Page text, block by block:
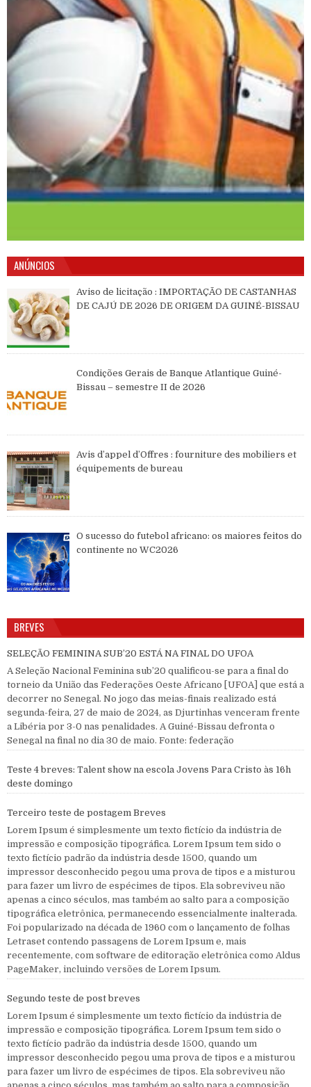
ANÚNCIOS
Aviso de licitação : IMPORTAÇÃO DE CASTANHAS
DE CAJÚ DE 2026 DE ORIGEM DA GUINÉ-BISSAU
Condições Gerais de Banque Atlantique Guiné-
Bissau – semestre II de 2026
Avis d’appel d’Offres : fourniture des mobiliers et
équipements de bureau
O sucesso do futebol africano: os maiores feitos do
continente no WC2026
BREVES
SELEÇÃO FEMININA SUB’20 ESTÁ NA FINAL DO UFOA
A Seleção Nacional Feminina sub’20 qualificou-se para a final do
torneio da União das Federações Oeste Africano [UFOA] que está a
decorrer no Senegal. No jogo das meias-finais realizado está
segunda-feira, 27 de maio de 2024, as Djurtinhas venceram frente
a Libéria por 3-0 nas penalidades. A Guiné-Bissau defronta o
Senegal na final no dia 30 de maio. Fonte: federação
Teste 4 breves: Talent show na escola Jovens Para Cristo às 16h
deste domingo
Terceiro teste de postagem Breves
Lorem Ipsum é simplesmente um texto fictício da indústria de
impressão e composição tipográfica. Lorem Ipsum tem sido o
texto fictício padrão da indústria desde 1500, quando um
impressor desconhecido pegou uma prova de tipos e a misturou
para fazer um livro de espécimes de tipos. Ela sobreviveu não
apenas a cinco séculos, mas também ao salto para a composição
tipográfica eletrônica, permanecendo essencialmente inalterada.
Foi popularizado na década de 1960 com o lançamento de folhas
Letraset contendo passagens de Lorem Ipsum e, mais
recentemente, com software de editoração eletrônica como Aldus
PageMaker, incluindo versões de Lorem Ipsum.
Segundo teste de post breves
Lorem Ipsum é simplesmente um texto fictício da indústria de
impressão e composição tipográfica. Lorem Ipsum tem sido o
texto fictício padrão da indústria desde 1500, quando um
impressor desconhecido pegou uma prova de tipos e a misturou
para fazer um livro de espécimes de tipos. Ela sobreviveu não